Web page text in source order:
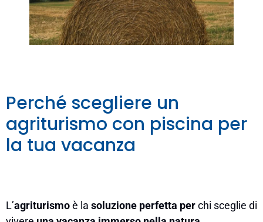
Perché scegliere un
agriturismo con piscina per
la tua vacanza
L’agriturismoè la soluzione perfetta perchi sceglie di